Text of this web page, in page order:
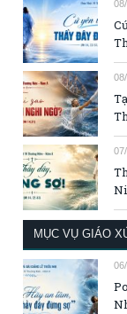
MỤC VỤ GIÁO